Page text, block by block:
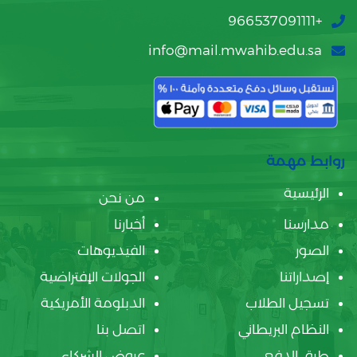
+966537091111
info@mail.mwahib.edu.sa
روابط مهمة
الرئيسية
من نحن
مدارسنا
أخبارنا
الصور
الفيديوهات
إصداراتنا
الجولات الإفتراضية
تسجيل الطلاب
الدبلومة الأمريكية
النظام البريطاني
اتصل بنا